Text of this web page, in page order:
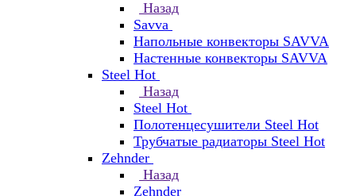
Назад
Savva
Напольные конвекторы SAVVA
Настенные конвекторы SAVVA
Steel Hot
Назад
Steel Hot
Полотенцесушители Steel Hot
Трубчатые радиаторы Steel Hot
Zehnder
Назад
Zehnder